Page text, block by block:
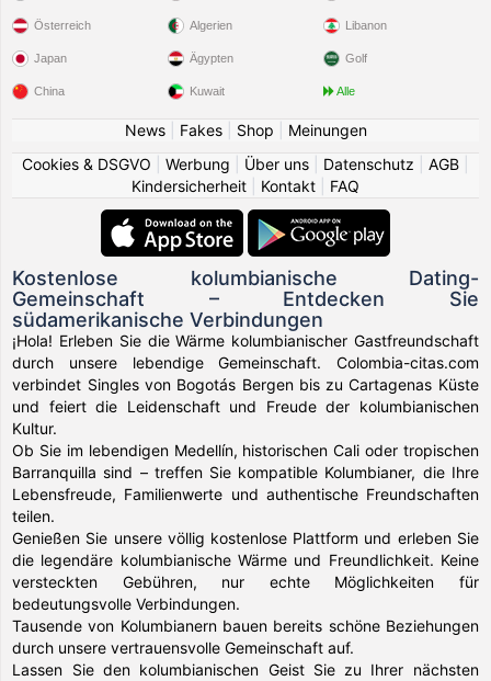
Österreich
Japan
China
Algerien
Ägypten
Kuwait
Libanon
Golf
Alle
News| Fakes| Shop
Meinungen
Cookies & DSGVO
Werbung Über uns Datenschutz AGB
Kindersicherheit
Kontakt FAQ
Kostenlose kolumbianische Dating-
Gemeinschaft – Entdecken Sie
südamerikanische Verbindungen
¡Hola! Erleben Sie die Wärme kolumbianischer Gastfreundschaft
durch unsere lebendige Gemeinschaft. Colombia-citas.com
verbindet Singles von Bogotás Bergen bis zu Cartagenas Küste
und feiert die Leidenschaft und Freude der kolumbianischen
Kultur.
Ob Sie im lebendigen Medellín, historischen Cali oder tropischen
Barranquilla sind – treffen Sie kompatible Kolumbianer, die Ihre
Lebensfreude, Familienwerte und authentische Freundschaften
teilen.
Genießen Sie unsere völlig kostenlose Plattform und erleben Sie
die legendäre kolumbianische Wärme und Freundlichkeit. Keine
versteckten Gebühren, nur echte Möglichkeiten für
bedeutungsvolle Verbindungen.
Tausende von Kolumbianern bauen bereits schöne Beziehungen
durch unsere vertrauensvolle Gemeinschaft auf.
Lassen Sie den kolumbianischen Geist Sie zu Ihrer nächsten